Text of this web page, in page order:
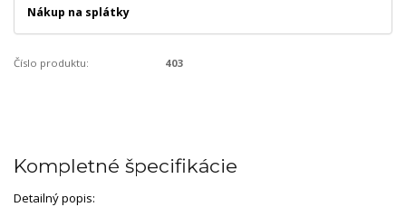
Nákup na splátky
Číslo produktu: 403
Kompletné špecifikácie
Detailný popis: